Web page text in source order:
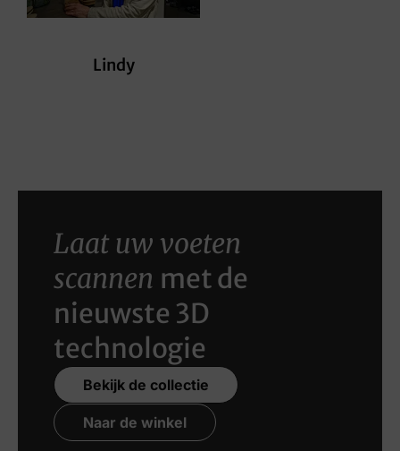
Lindy
Laat uw voeten
scannen met de
nieuwste 3D
technologie
Bekijk de collectie
Naar de winkel